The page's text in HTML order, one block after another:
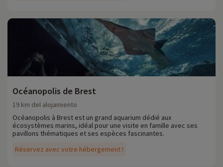
Océanopolis de Brest
Réservez avec votre hébergement !
19 km del alojamiento
Océanopolis à Brest est un grand aquarium dédié aux
écosystèmes marins, idéal pour une visite en famille avec ses
pavillons thématiques et ses espèces fascinantes.